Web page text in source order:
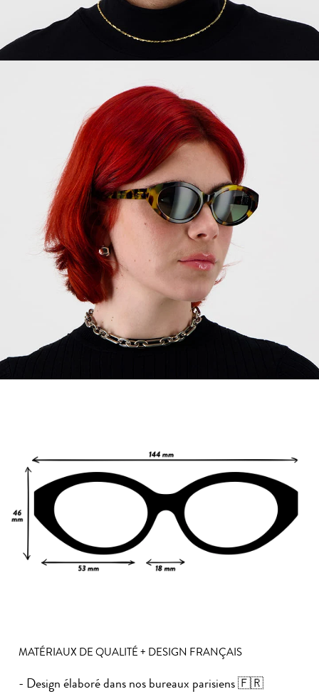
MATÉRIAUX DE QUALITÉ + DESIGN FRANÇAIS
- Design élaboré dans nos bureaux parisiens 🇫🇷